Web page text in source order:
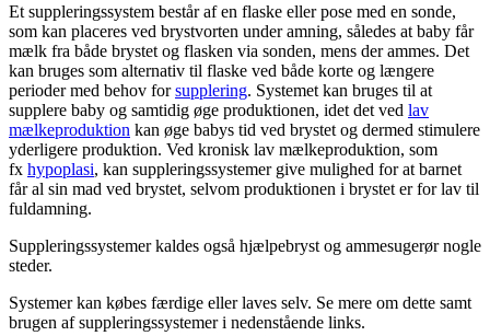
Et suppleringssystem består af en flaske eller pose med en sonde,
som kan placeres ved brystvorten under amning, således at baby får
mælk fra både brystet og flasken via sonden, mens der ammes. Det
kan bruges som alternativ til flaske ved både korte og længere
perioder med behov forsupplering. Systemet kan bruges til at
supplere baby og samtidig øge produktionen, idet det ved lav
mælkeproduktion kan øge babys tid ved brystet og dermed stimulere
yderligere produktion. Ved kronisk lav mælkeproduktion, som
fx hypoplasi, kan suppleringssystemer give mulighed for at barnet
får al sin mad ved brystet, selvom produktionen i brystet er for lav til
fuldamning.
Suppleringssystemer kaldes også hjælpebryst og ammesugerør nogle
steder.
Systemer kan købes færdige eller laves selv. Se mere om dette samt
brugen af suppleringssystemer i nedenstående links.